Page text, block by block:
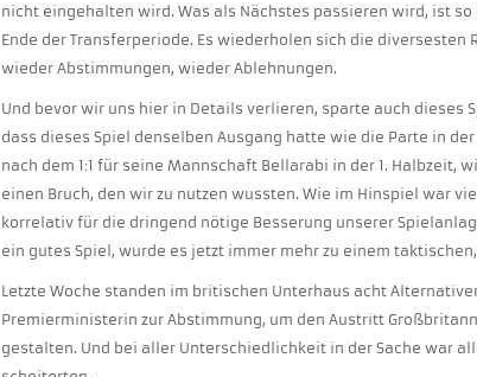
nicht eingehalten wird. Was als Nächstes passieren wird, ist
Ende der Transferperiode. Es wiederholen sich die diversesten
wieder Abstimmungen, wieder Ablehnungen.
Und bevor wir uns hier in Details verlieren, sparte auch dieses
dass dieses Spiel denselben Ausgang hatte wie die Parte in
nach dem 1:1 für seine Mannschaft Bellarabi in der 1. Halbzeit,
einen Bruch, den wir zu nutzen wussten. Wie im Hinspiel war
korrelativ für die dringend nötige Besserung unserer
ein gutes Spiel, wurde es jetzt immer mehr zu einem
Letzte Woche standen im britischen Unterhaus acht
Premierministerin zur Abstimmung, um den Austritt
gestalten. Und bei aller Unterschiedlichkeit in der Sache war